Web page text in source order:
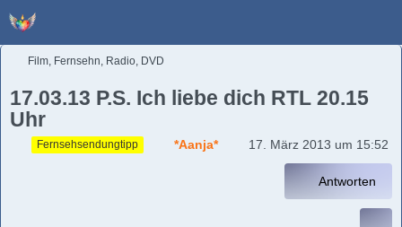
Film, Fernsehn, Radio, DVD
17.03.13 P.S. Ich liebe dich RTL 20.15
Uhr
Fernsehsendungtipp *Aanja* 17. März 2013 um 15:52
Antworten